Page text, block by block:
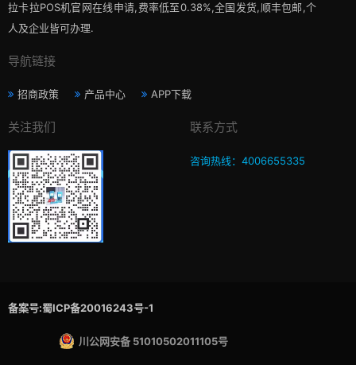
拉卡拉POS机官网在线申请,费率低至0.38%,全国发货,顺丰包邮,个
人及企业皆可办理.
导航链接
招商政策 产品中心 APP下载
关注我们 联系方式
咨询热线：4006655335
备案号:蜀ICP备20016243号-1
川公网安备 51010502011105号